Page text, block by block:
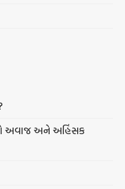
અવાજ અને અહિંસક